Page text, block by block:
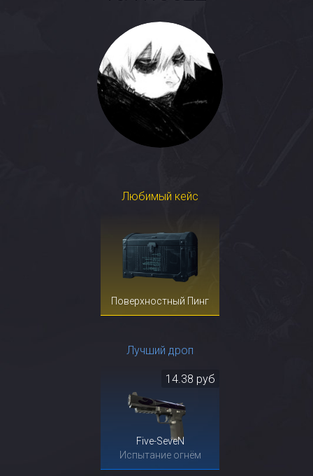
Любимый кейс
Поверхностный Пинг
Лучший дроп
Five-SeveN
Испытание огнём
14.38 руб